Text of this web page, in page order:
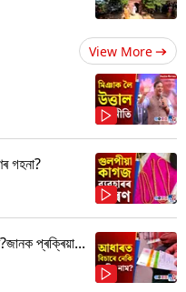
View More
গহনা?
প্ৰক্ৰিয়া...